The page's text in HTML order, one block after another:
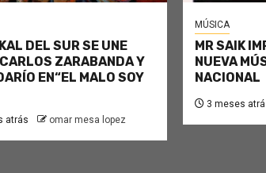
DEL SUR SE UNE
ZARABANDA Y
EN“EL MALO SOY
atrás omar mesa lopez
MÚSICA
MR SAIK
NUEVA
NACIONAL
3 meses